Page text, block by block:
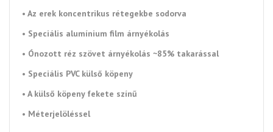
• Az erek koncentrikus rétegekbe sodorva
• Speciális alumínium film árnyékolás
• Ónozott réz szövet árnyékolás ~85% takarással
• Speciális PVC külső köpeny
• A külső köpeny fekete színű
• Méterjelöléssel